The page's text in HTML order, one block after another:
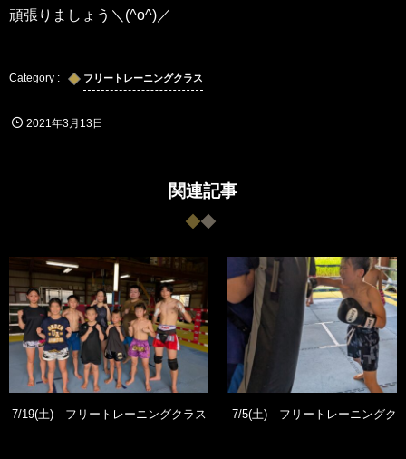
頑張りましょう＼(^o^)／
フリートレーニングクラス
2021年3月13日
関連記事
7/19(土) フリートレーニングクラス 7/5(土) フリートレーニングク